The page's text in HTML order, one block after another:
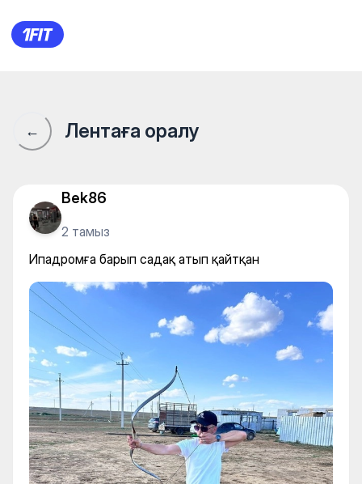
Ипадромға барып садақ
← Лентаға оралу
Bek86
2 тамыз
Ипадромға барып садақ атып қайтқан